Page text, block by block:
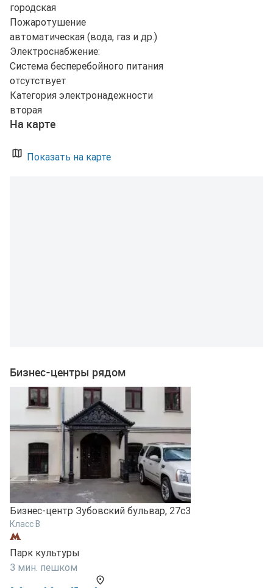
городская
Пожаротушение
автоматическая (вода, газ и др.)
Электроснабжение:
Система бесперебойного питания
отсутствует
Категория электронадежности
вторая
На карте
Показать на карте
Бизнес-центры рядом
Бизнес-центр Зубовский бульвар, 27с3
Класс B
Парк культуры
3 мин. пешком